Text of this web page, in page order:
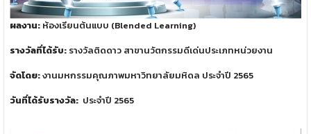
ผลงาน: ห้องเรียนต้นแบบ (Blended Learning)
รางวัลที่ได้รับ: รางวัลติดดาว สาขานวัตกรรมดีเด่นประเภทหน่วยงาน
จัดโดย:งานมหกรรมคุณภาพมหาวิทยาลัยมหิดล ประจำปี 2565
วันที่ได้รับรางวัล: ประจำปี 2565